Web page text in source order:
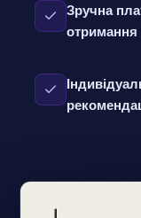
Зручна
отримання